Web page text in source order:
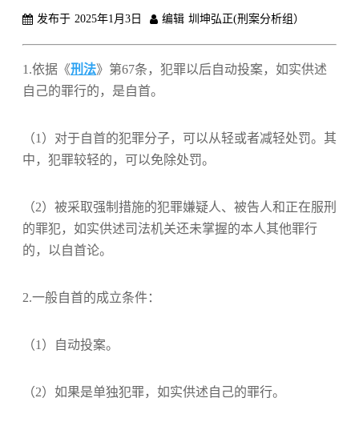
发布于 2025年1月3日 编辑 圳坤弘正(刑案分析组）
1.依据《刑法》第67条，犯罪以后自动投案，如实供述
自己的罪行的，是自首。
（1）对于自首的犯罪分子，可以从轻或者减轻处罚。其
中，犯罪较轻的，可以免除处罚。
（2）被采取强制措施的犯罪嫌疑人、被告人和正在服刑
的罪犯，如实供述司法机关还未掌握的本人其他罪行
的，以自首论。
2.一般自首的成立条件：
（1）自动投案。
（2）如果是单独犯罪，如实供述自己的罪行。